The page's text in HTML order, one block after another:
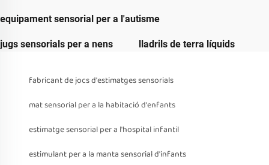
equipament sensorial per a l'autisme
jugs sensorials per a nens lladrils de terra líquids
fabricant de jocs d'estimatges sensorials
mat sensorial per a la habitació d'enfants
estimatge sensorial per a l'hospital infantil
estimulant per a la manta sensorial d'infants